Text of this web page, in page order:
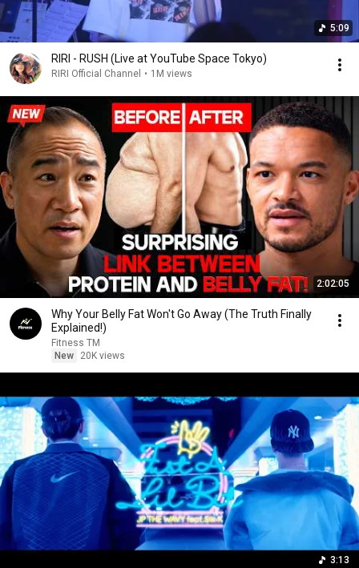
5:09
RIRI - RUSH (Live at YouTube Space Tokyo)
RIRI Official Channel • 1M views
2:02:05
Why Your Belly Fat Won't Go Away (The Truth Finally
Explained!)
Fitness TM
New
20K views
3:13